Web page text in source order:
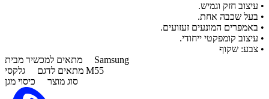
• עיצוב חזק וגמיש.
• בעל שכבה אחת.
• באמפרים המונעים זעזועים.
• עיצוב קומפקטי ייחודי.
• צבע: שקוף
מתאים למכשיר מבית Samsung
מתאים לדגם גלקסי M55
סוג מוצר כיסוי מגן